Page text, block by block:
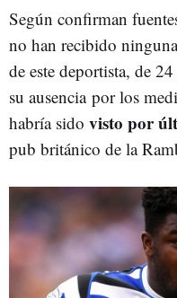
Según confirman
no han recibido
de este deportista, de
su ausencia por los
habría sido visto por
pub británico de la